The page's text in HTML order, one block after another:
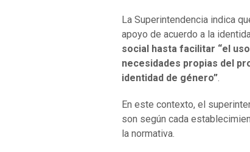
La Superintendencia indica
apoyo de acuerdo a la
social hasta facilitar “el
necesidades propias del
identidad de género”.
En este contexto, el
son según cada
la normativa.